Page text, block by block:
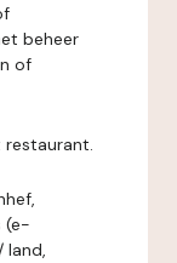
beheer
of
restaurant.
(e-
land,